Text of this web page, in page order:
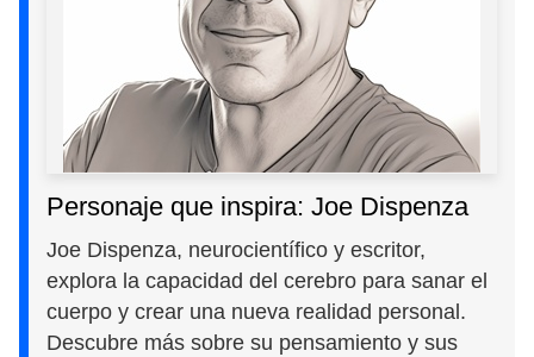
Personaje que inspira: Joe Dispenza
Joe Dispenza, neurocientífico y escritor,
explora la capacidad del cerebro para sanar el
cuerpo y crear una nueva realidad personal.
Descubre más sobre su pensamiento y sus